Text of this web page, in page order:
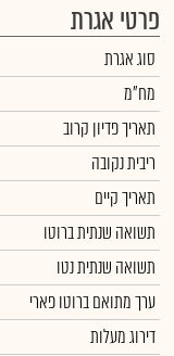
פרטי אגרת
סוג אגרת
מח"מ
תאריך פדיון קרוב
ריבית נקובה
תאריך קיים
תשואה שנתית ברוטו
תשואה שנתית נטו
ערך מתואם ברוטו פארי
דירוג מעלות